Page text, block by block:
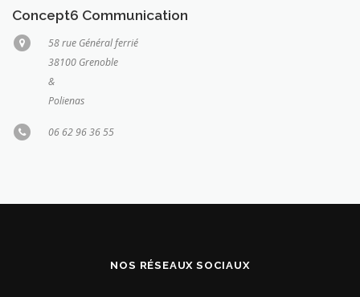
Concept6 Communication
58 rue Général ferrié
38100 Grenoble
&
Polienas
06 62 96 36 55
NOS RÉSEAUX SOCIAUX